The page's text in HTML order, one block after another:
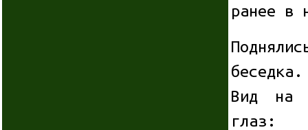
ранее в
беседка.
Вид на
глаз: